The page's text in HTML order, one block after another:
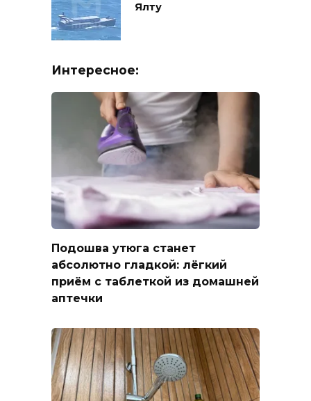
Ялту
Интересное:
Подошва утюга станет
абсолютно гладкой: лёгкий
приём с таблеткой из домашней
аптечки